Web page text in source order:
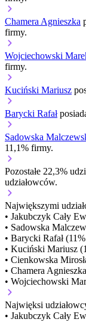
Chamera Agnieszka
firmy.
Wojciechowski
firmy.
Kuciński Mariusz
Barycki Rafał
Sadowska
11,1% firmy.
Pozostałe 22,3%
udziałowców.
Największymi
• Jakubczyk Cały
• Sadowska
• Barycki Rafał
• Kuciński Mariusz
• Cienkowska
• Chamera
• Wojciechowski
Najwięksi
• Jakubczyk Cały